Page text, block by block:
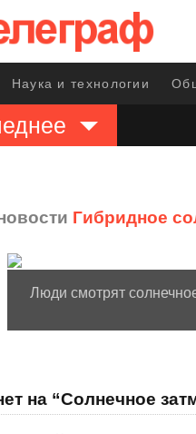
Наука и технологии
Гибридное
Люди смотрят
на “Солнечное